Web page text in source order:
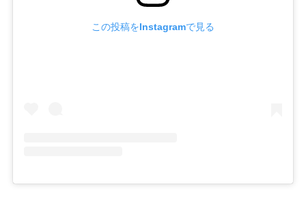
この投稿をInstagramで見る